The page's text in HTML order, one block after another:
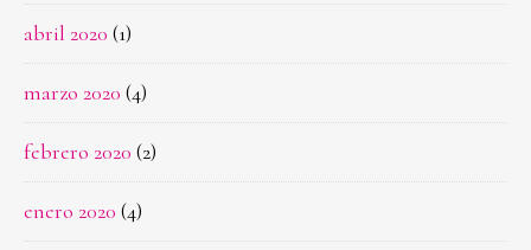
abril 2020 (1)
marzo 2020 (4)
febrero 2020 (2)
enero 2020 (4)